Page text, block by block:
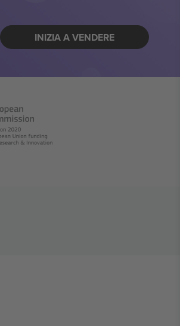
INIZIA A VENDERE